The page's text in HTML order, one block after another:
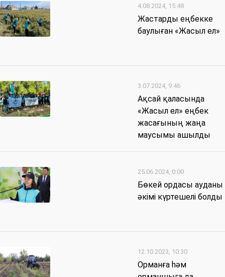
4.08.2024, 15:48
Жастарды еңбекке
баулыған «Жасыл ел»
3.07.2024, 9:46
Ақсай қаласында
«Жасыл ел» еңбек
жасағының жаңа
маусымы ашылды
25.06.2024, 0:00
Бөкей ордасы ауданы
әкімі күртешелі болды
12.10.2023, 10:30
Орманға һәм